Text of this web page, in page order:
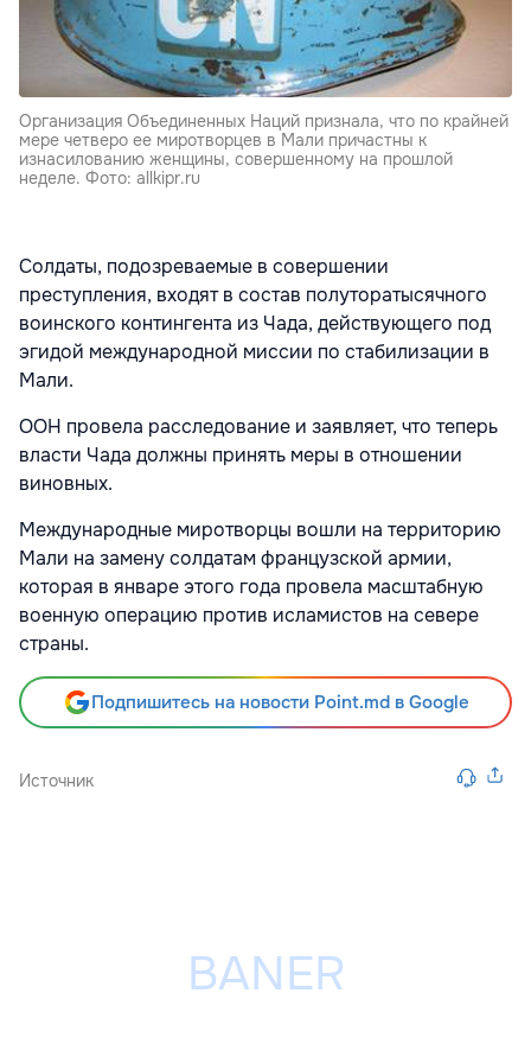
Организация Объединенных Наций признала, что по крайней
мере четверо ее миротворцев в Мали причастны к
изнасилованию женщины, совершенному на прошлой
неделе. Фото: allkipr.ru
Солдаты, подозреваемые в совершении
преступления, входят в состав полуторатысячного
воинского контингента из Чада, действующего под
эгидой международной миссии по стабилизации в
Мали.
ООН провела расследование и заявляет, что теперь
власти Чада должны принять меры в отношении
виновных.
Международные миротворцы вошли на территорию
Мали на замену солдатам французской армии,
которая в январе этого года провела масштабную
военную операцию против исламистов на севере
страны.
Подпишитесь на новости Point.md в Google
Источник